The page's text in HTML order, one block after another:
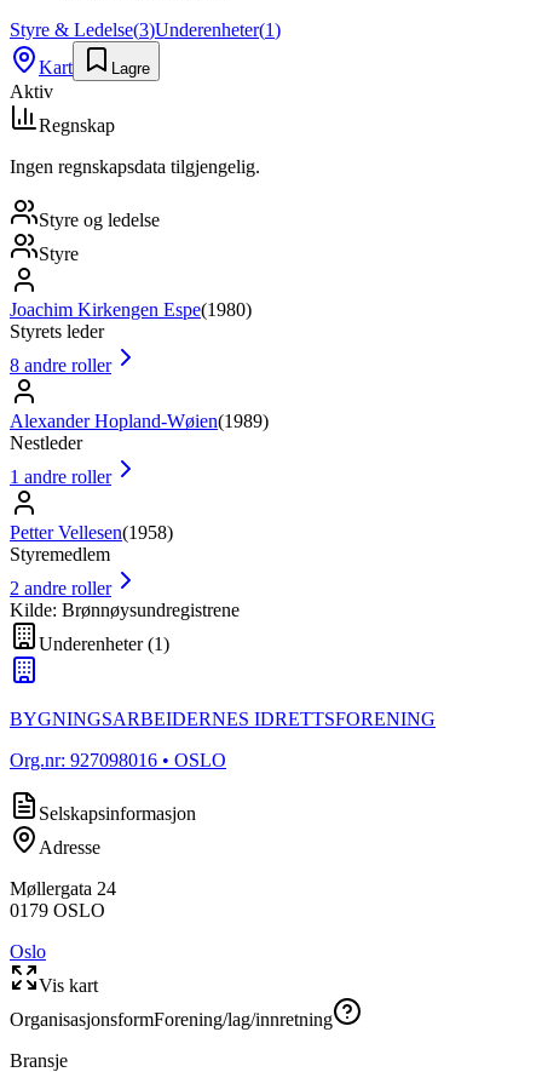
Styre & Ledelse(3)Underenheter(1)
Kart
Lagre
Aktiv
Regnskap
Ingen regnskapsdata tilgjengelig.
Styre og ledelse
Styre
Joachim Kirkengen Espe(1980)
Styrets leder
8 andre roller
Alexander Hopland-Wøien(1989)
Nestleder
1 andre roller
Petter Vellesen(1958)
Styremedlem
2 andre roller
Kilde: Brønnøysundregistrene
Underenheter(1)
BYGNINGSARBEIDERNES IDRETTSFORENING
Org.nr: 927098016 • OSLO
Selskapsinformasjon
Adresse
Møllergata 24
0179 OSLO
Oslo
Vis kart
OrganisasjonsformForening/lag/innretning
Bransje